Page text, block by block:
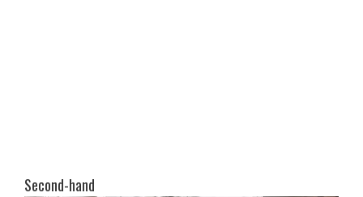
Second-hand